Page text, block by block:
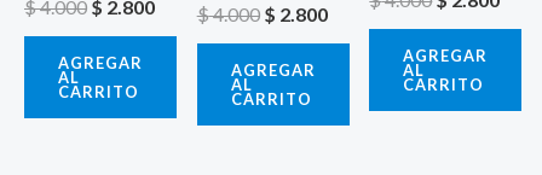
$4.000 $ 2.800
AGREGAR
AL
CARRITO
$4.000 $ 2.800
AGREGAR
AL
CARRITO
AGREGAR
AL
CARRITO